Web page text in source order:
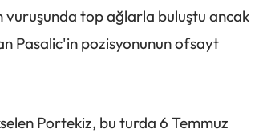
vuruşunda top ağlarla buluştu ancak
Pasalic'in pozisyonunun ofsayt
Portekiz, bu turda 6 Temmuz